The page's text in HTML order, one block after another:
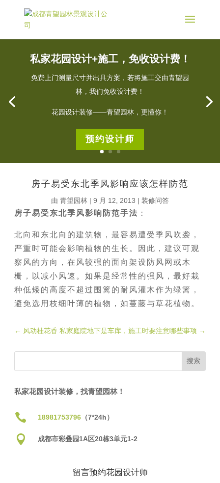
私家花园设计+施工，免收设计费！
免费上门测量尺寸并出具方案，若将施工交由青望园
林，我们免收设计费！
花园设计装修——青望园林，更懂你！
预约设计师
房子易受东北季风影响应该怎样防范
由 青望园林 | 9 月 12, 2013 | 装修问答
房子易受东北季风影响防范手法 ：
北向和东北向的建筑物，最容易遭受季风吹袭，
严重时可能会影响植物的生长。因此，建议可观
察风的方向，在风较强的面向架设防风网或木
栅，以减小风速。如果是经常性的强风，最好栽
种低矮的高度不超过围篱的耐风灌木作为绿篱，
避免选用枝细叶薄的植物，如蔓藤与草花植物。
← 风动桂花香 私家庭院地下是车库，施工时要注意哪些事项 →
私家花园设计装修，找青望园林！
 18981753796（7*24h）
 成都市彩叠园1A区20栋3单元1-2
留言预约花园设计师